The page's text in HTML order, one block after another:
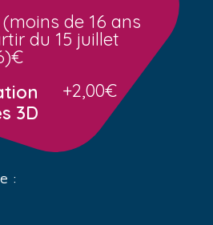
(moins de 16 ans
du 15 juillet
3D
+2,00€
: